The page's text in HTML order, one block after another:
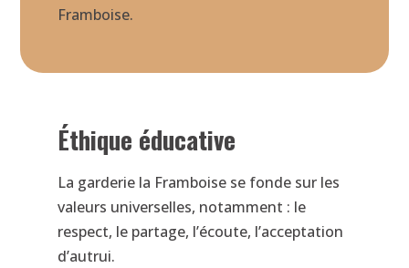
Framboise.
Éthique éducative
La garderie la Framboise se fonde sur les
valeurs universelles, notamment : le
respect, le partage, l’écoute, l’acceptation
d’autrui.